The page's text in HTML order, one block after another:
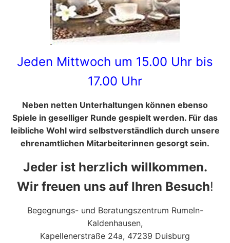
Jeden Mittwoch um 15.00 Uhr bis
17.00 Uhr
Neben netten Unterhaltungen können ebenso
Spiele in geselliger Runde gespielt werden. Für das
leibliche Wohl wird selbstverständlich durch unsere
ehrenamtlichen Mitarbeiterinnen gesorgt sein.
Jeder ist herzlich willkommen.
Wir freuen uns auf Ihren Besuch!
Begegnungs- und Beratungszentrum Rumeln-
Kaldenhausen,
Kapellenerstraße 24a, 47239 Duisburg